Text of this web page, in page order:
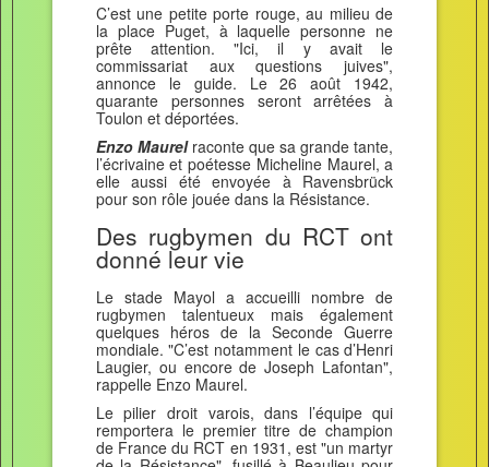
C’est une petite porte rouge, au milieu de
la place Puget, à laquelle personne ne
prête attention. "Ici, il y avait le
commissariat aux questions juives",
annonce le guide. Le 26 août 1942,
quarante personnes seront arrêtées à
Toulon et déportées.
Enzo Maurelraconte que sa grande tante,
l’écrivaine et poétesse Micheline Maurel, a
elle aussi été envoyée à Ravensbrück
pour son rôle jouée dans la Résistance.
Des rugbymen du RCT ont
donné leur vie
Le stade Mayol a accueilli nombre de
rugbymen talentueux mais également
quelques héros de la Seconde Guerre
mondiale. "C’est notamment le cas d’Henri
Laugier, ou encore de Joseph Lafontan",
rappelle Enzo Maurel.
Le pilier droit varois, dans l’équipe qui
remportera le premier titre de champion
de France du RCT en 1931, est "un martyr